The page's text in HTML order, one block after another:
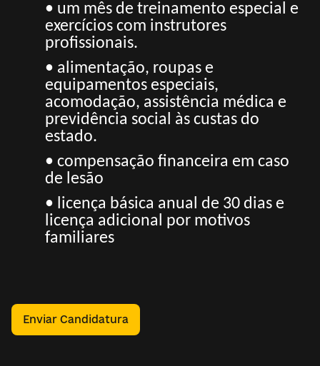
• um mês de treinamento especial e
exercícios com instrutores
profissionais.
• alimentação, roupas e
equipamentos especiais,
acomodação, assistência médica e
previdência social às custas do
estado.
• compensação financeira em caso
de lesão
• licença básica anual de 30 dias e
licença adicional por motivos
familiares
Enviar Candidatura